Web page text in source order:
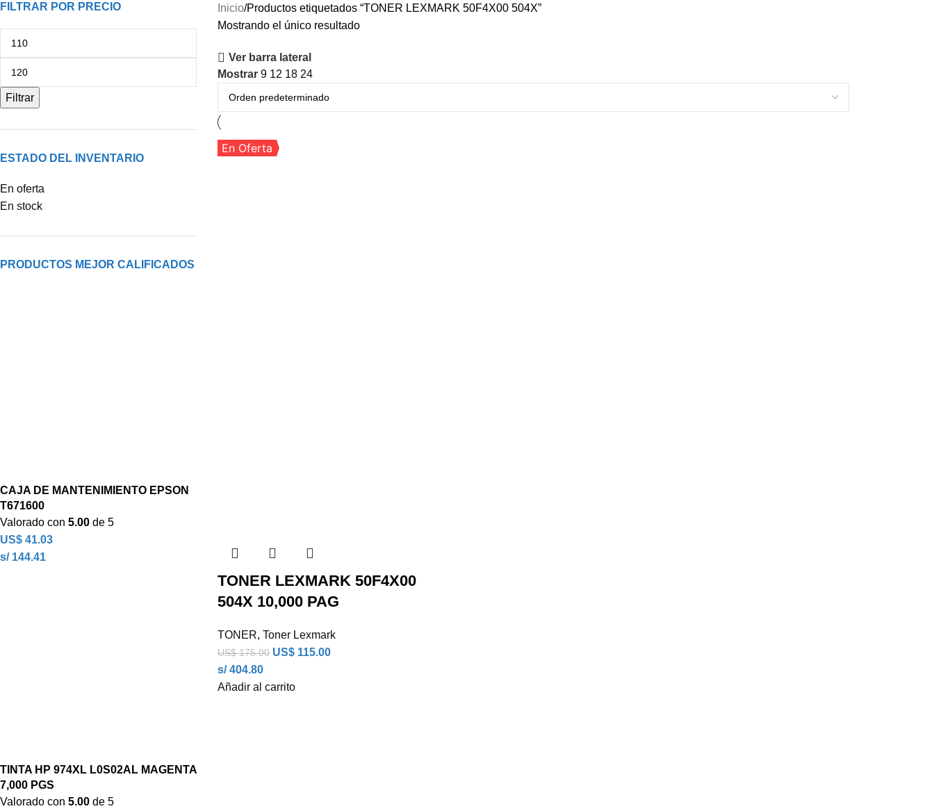
FILTRAR POR PRECIO
Filtrar
ESTADO DEL INVENTARIO
En oferta
En stock
PRODUCTOS MEJOR CALIFICADOS
CAJA DE MANTENIMIENTO EPSON
T671600
Valorado con 5.00 de 5
US$ 41.03
s/ 144.41
TINTA HP 974XL L0S02AL MAGENTA
7,000 PGS
Valorado con 5.00 de 5
Inicio Productos etiquetados “TONER LEXMARK 50F4X00 504X”
Mostrando el único resultado
Ver barra lateral
Mostrar 9 12 18 24
En Oferta
TONER LEXMARK 50F4X00
504X 10,000 PAG
TONER, Toner Lexmark
US$175.00 US$115.00
s/ 404.80
Añadir al carrito